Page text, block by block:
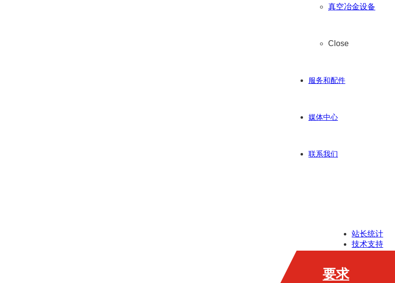
真空冶金设备
Close
服务和配件
媒体中心
联系我们
站长统计
技术支持
要求